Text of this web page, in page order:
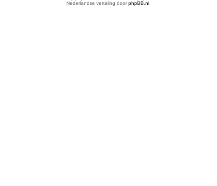
Nederlandse vertaling doorphpBB.nl